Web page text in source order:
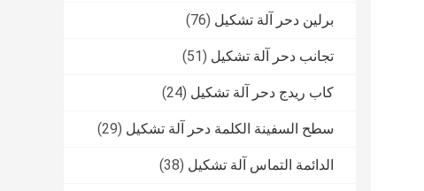
برلين دحر آلة تشكيل (76)
تجانب دحر آلة تشكيل (51)
كاب ريدج دحر آلة تشكيل (24)
سطح السفينة الكلمة دحر آلة تشكيل (29)
الدائمة التماس آلة تشكيل (38)